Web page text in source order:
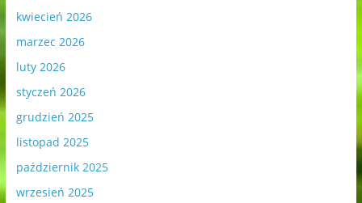
kwiecień 2026
marzec 2026
luty 2026
styczeń 2026
grudzień 2025
listopad 2025
październik 2025
wrzesień 2025